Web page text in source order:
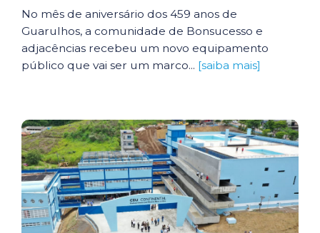
No mês de aniversário dos 459 anos de
Guarulhos, a comunidade de Bonsucesso e
adjacências recebeu um novo equipamento
público que vai ser um marco... [saiba mais]